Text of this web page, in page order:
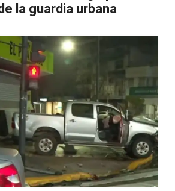
la guardia urbana